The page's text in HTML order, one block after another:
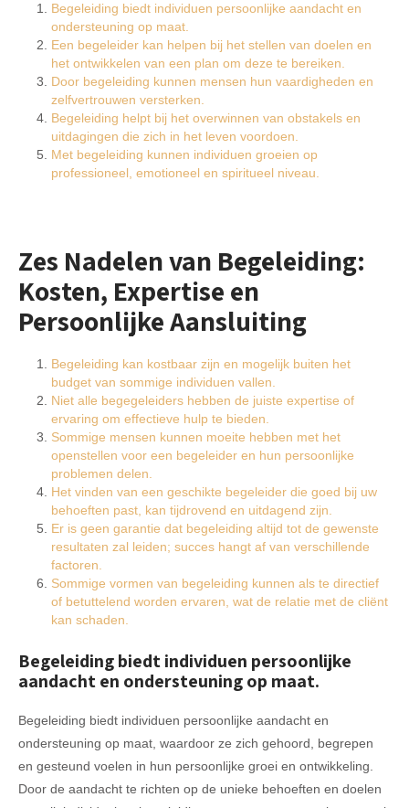
Begeleiding biedt individuen persoonlijke aandacht en
ondersteuning op maat.
Een begeleider kan helpen bij het stellen van doelen en
het ontwikkelen van een plan om deze te bereiken.
Door begeleiding kunnen mensen hun vaardigheden en
zelfvertrouwen versterken.
Begeleiding helpt bij het overwinnen van obstakels en
uitdagingen die zich in het leven voordoen.
Met begeleiding kunnen individuen groeien op
professioneel, emotioneel en spiritueel niveau.
Zes Nadelen van Begeleiding:
Kosten, Expertise en
Persoonlijke Aansluiting
Begeleiding kan kostbaar zijn en mogelijk buiten het
budget van sommige individuen vallen.
Niet alle begegeleiders hebben de juiste expertise of
ervaring om effectieve hulp te bieden.
Sommige mensen kunnen moeite hebben met het
openstellen voor een begeleider en hun persoonlijke
problemen delen.
Het vinden van een geschikte begeleider die goed bij uw
behoeften past, kan tijdrovend en uitdagend zijn.
Er is geen garantie dat begeleiding altijd tot de gewenste
resultaten zal leiden; succes hangt af van verschillende
factoren.
Sommige vormen van begeleiding kunnen als te directief
of betuttelend worden ervaren, wat de relatie met de cliënt
kan schaden.
Begeleiding biedt individuen persoonlijke
aandacht en ondersteuning op maat.
Begeleiding biedt individuen persoonlijke aandacht en
ondersteuning op maat, waardoor ze zich gehoord, begrepen
en gesteund voelen in hun persoonlijke groei en ontwikkeling.
Door de aandacht te richten op de unieke behoeften en doelen